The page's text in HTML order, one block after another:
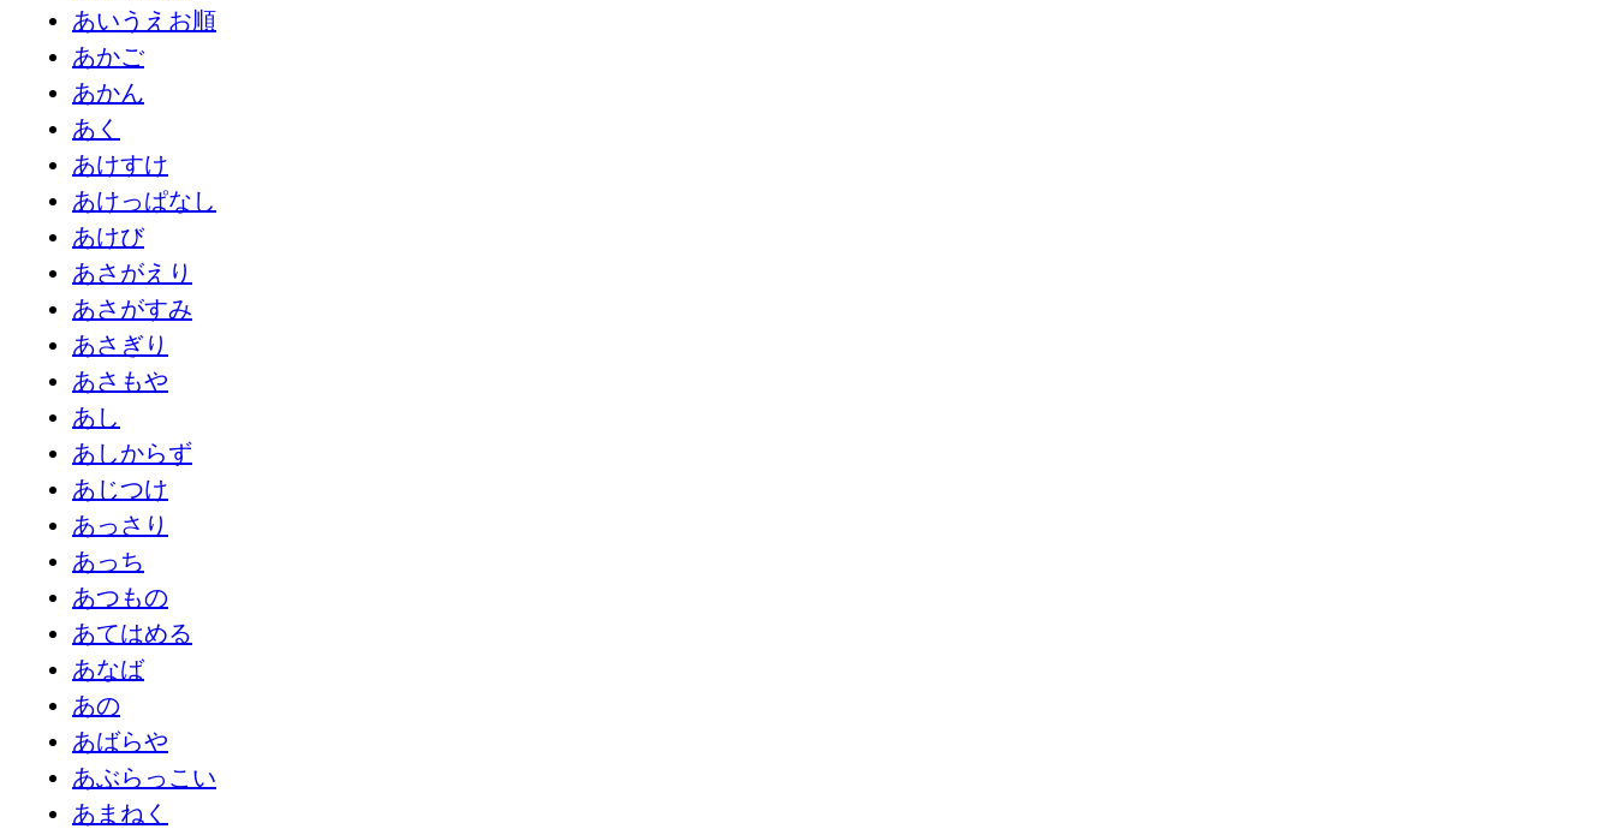
あいうえお順
あかご
あかん
あく
あけすけ
あけっぱなし
あけび
あさがえり
あさがすみ
あさぎり
あさもや
あし
あしからず
あじつけ
あっさり
あっち
あつもの
あてはめる
あなば
あの
あばらや
あぶらっこい
あまねく